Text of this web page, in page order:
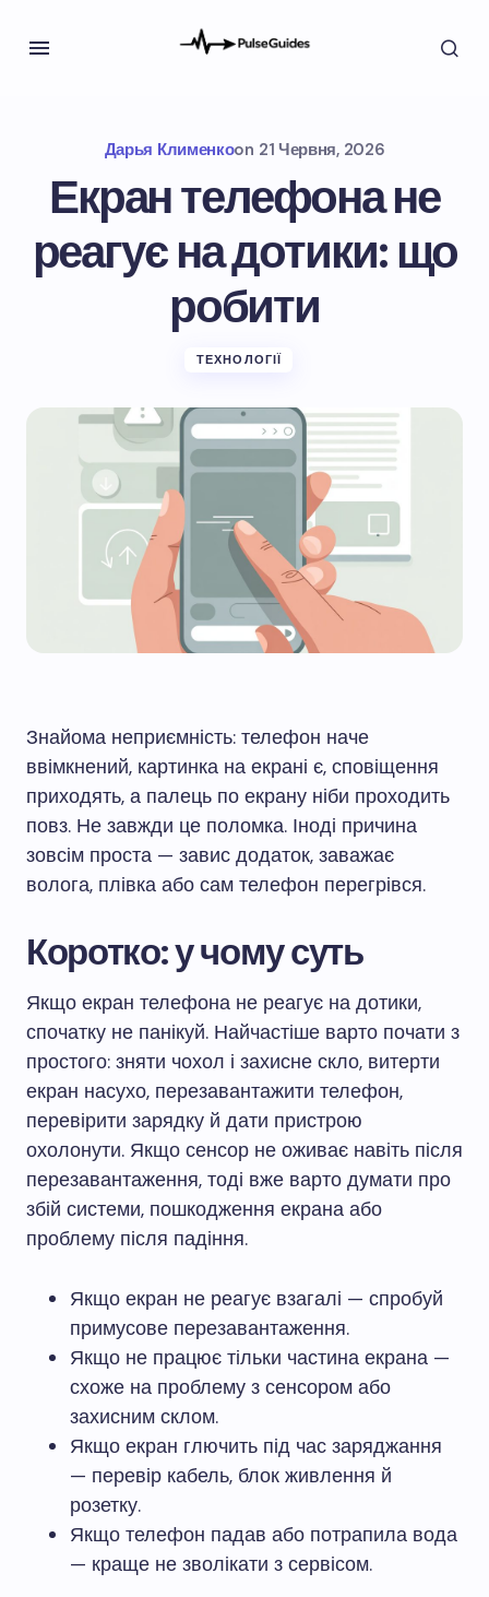
Дарья Клименкоon 21 Червня, 2026
Екран телефона не
реагує на дотики: що
робити
ТЕХНОЛОГІЇ
Знайома неприємність: телефон наче
ввімкнений, картинка на екрані є, сповіщення
приходять, а палець по екрану ніби проходить
повз. Не завжди це поломка. Іноді причина
зовсім проста — завис додаток, заважає
волога, плівка або сам телефон перегрівся.
Коротко: у чому суть
Якщо екран телефона не реагує на дотики,
спочатку не панікуй. Найчастіше варто почати з
простого: зняти чохол і захисне скло, витерти
екран насухо, перезавантажити телефон,
перевірити зарядку й дати пристрою
охолонути. Якщо сенсор не оживає навіть після
перезавантаження, тоді вже варто думати про
збій системи, пошкодження екрана або
проблему після падіння.
Якщо екран не реагує взагалі — спробуй
примусове перезавантаження.
Якщо не працює тільки частина екрана —
схоже на проблему з сенсором або
захисним склом.
Якщо екран глючить під час заряджання
— перевір кабель, блок живлення й
розетку.
Якщо телефон падав або потрапила вода
— краще не зволікати з сервісом.